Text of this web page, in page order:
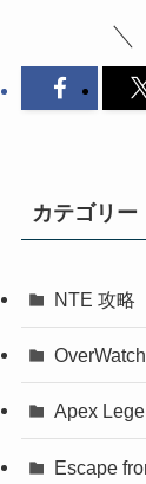
カテゴリー
NTE 攻略
Apex
Escape